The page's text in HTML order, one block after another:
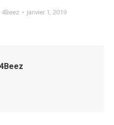
4Beez janvier 1, 2019
4Beez